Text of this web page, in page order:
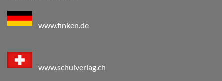
www.finken.de
www.schulverlag.ch